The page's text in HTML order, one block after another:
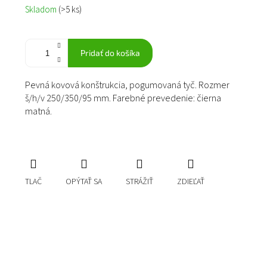
Jednotková
cena:
Skladom (>5 ks)
Pridať do košíka
Pevná kovová konštrukcia, pogumovaná tyč. Rozmer
š/h/v 250/350/95 mm. Farebné prevedenie: čierna
matná.
TLAČ OPÝTAŤ SA STRÁŽIŤ ZDIEĽAŤ